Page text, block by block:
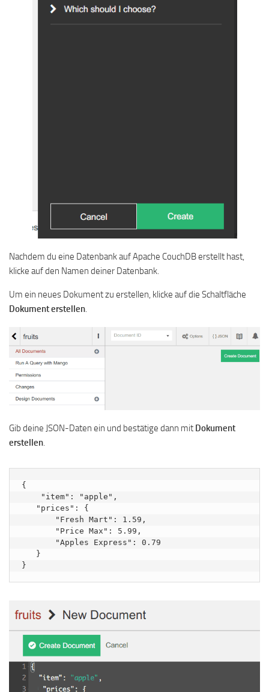
Nachdem du eine Datenbank auf Apache CouchDB erstellt hast,
klicke auf den Namen deiner Datenbank.
Um ein neues Dokument zu erstellen, klicke auf die Schaltfläche
Dokument erstellen
Gib deine JSON-Daten ein und bestätige dann mit Dokument
erstellen.
{
"item": "apple",
"prices": {
"Fresh Mart": 1.59,
"Price Max": 5.99,
"Apples Express": 0.79
}
}